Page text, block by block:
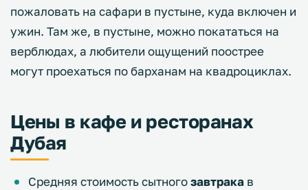
пожаловать на сафари в пустыне, куда включен и
ужин. Там же, в пустыне, можно покататься на
верблюдах, а любители ощущений поострее
могут проехаться по барханам на квадроциклах.
Цены в кафе и ресторанах
Дубая
Средняя стоимость сытногозавтрака в